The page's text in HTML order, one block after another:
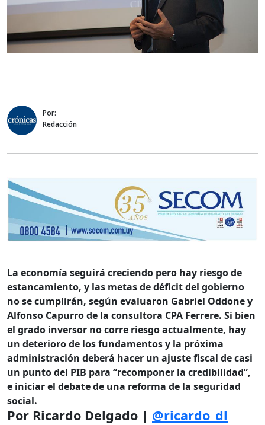
Por:
Redacción
La economía seguirá creciendo pero hay riesgo de
estancamiento, y las metas de déficit del gobierno
no se cumplirán, según evaluaron Gabriel Oddone y
Alfonso Capurro de la consultora CPA Ferrere. Si bien
el grado inversor no corre riesgo actualmente, hay
un deterioro de los fundamentos y la próxima
administración deberá hacer un ajuste fiscal de casi
un punto del PIB para “recomponer la credibilidad”,
e iniciar el debate de una reforma de la seguridad
social.
Por Ricardo Delgado | @ricardo_dl